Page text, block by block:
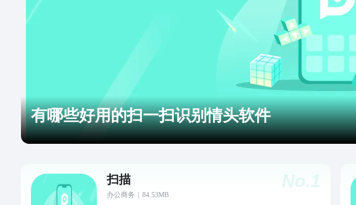
有哪些好用的扫一扫识别情头软件
No.1
扫描
办公商务 84.53MB